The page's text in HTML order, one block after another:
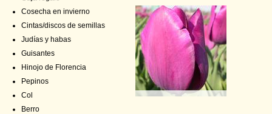
Cosecha en invierno
Cintas/discos de semillas
Judías y habas
Guisantes
Hinojo de Florencia
Pepinos
Col
Berro